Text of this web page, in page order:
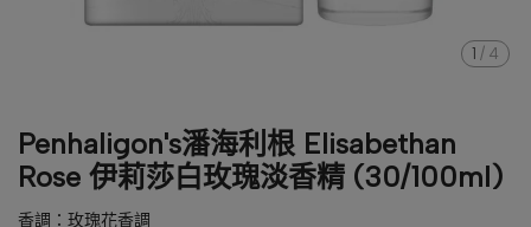
1 / 4
Penhaligon's潘海利根 Elisabethan
Rose 伊莉莎白玫瑰淡香精 (30/100ml)
香調：玫瑰花香調